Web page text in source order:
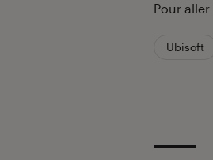
Pour
Ubisoft